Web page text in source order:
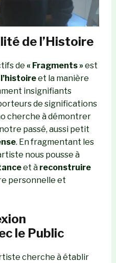
de l’Histoire
de « Fragments » est
et la manière
insignifiants
de significations
cherche à démontrer
passé, aussi petit
. En fragmentant les
nous pousse à
et à reconstruire
personnelle et
le Public
cherche à établir